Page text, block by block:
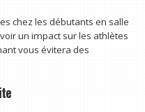
chez les débutants en salle
un impact sur les athlètes
vous évitera des